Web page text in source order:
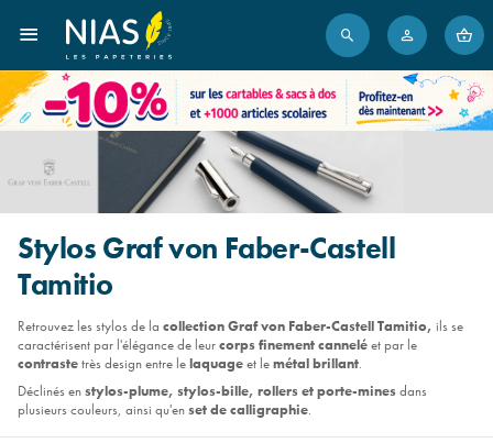
Stylos Graf von Faber-Castell
Tamitio
Retrouvez les stylos de la collection Graf von Faber-Castell Tamitio, ils se
caractérisent par l'élégance de leurcorps finement canneléet par le
contrastetrès design entre lelaquageet lemétal brillant.
Déclinés enstylos-plume, stylos-bille, rollers et porte-minesdans
plusieurs couleurs, ainsi qu'enset de calligraphie.